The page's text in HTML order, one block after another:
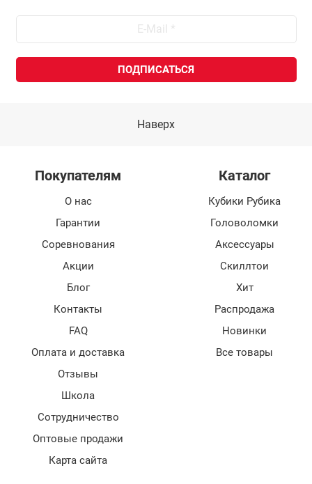
Наверх
Покупателям
О нас
Гарантии
Соревнования
Акции
Блог
Контакты
FAQ
Оплата и доставка
Отзывы
Школа
Сотрудничество
Оптовые продажи
Карта сайта
Каталог
Кубики Рубика
Головоломки
Аксессуары
Скиллтои
Хит
Распродажа
Новинки
Все товары